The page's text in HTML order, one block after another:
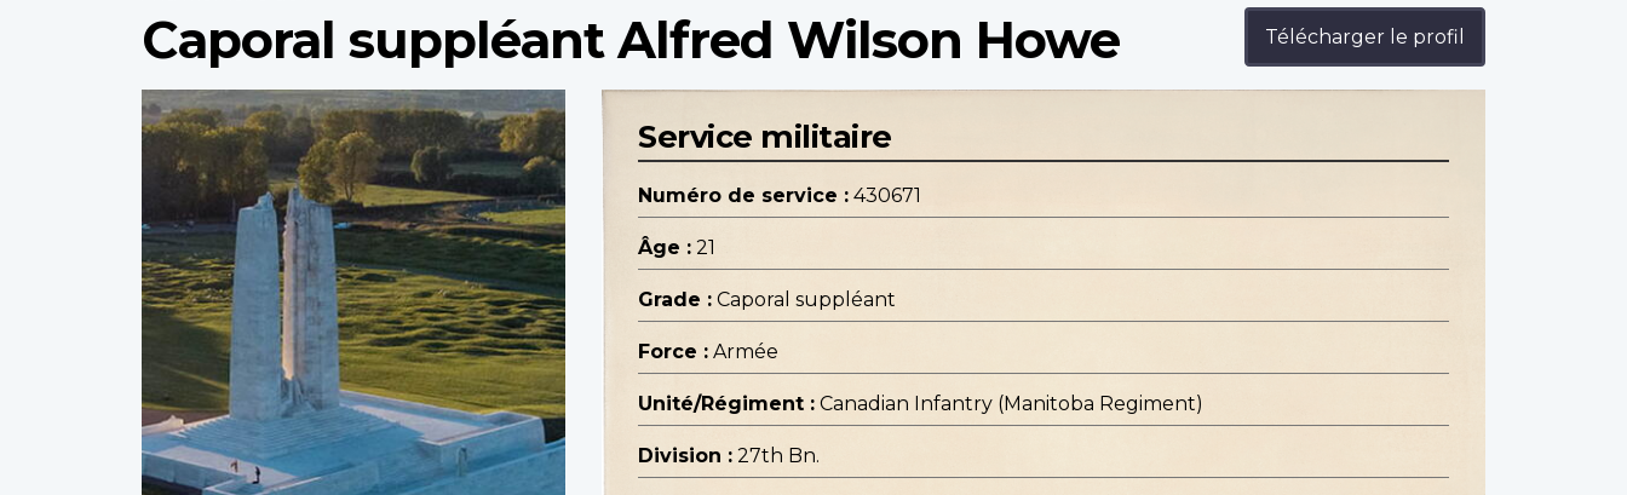
Caporal suppléant Alfred Wilson Howe Télécharger le profil
Profile
image
Service militaire
Numéro de service : 430671
Âge : 21
Grade : Caporal suppléant
Force : Armée
Unité/Régiment : Canadian Infantry (Manitoba Regiment)
Division : 27th Bn.